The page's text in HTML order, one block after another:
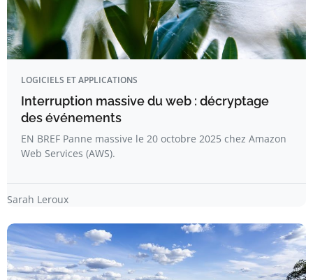
LOGICIELS ET APPLICATIONS
Interruption massive du web : décryptage
des événements
EN BREF Panne massive le 20 octobre 2025 chez Amazon
Web Services (AWS).
Sarah Leroux